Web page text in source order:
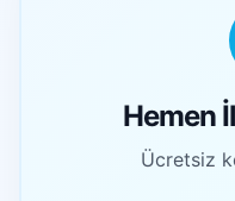
Hemen
Ücretsiz